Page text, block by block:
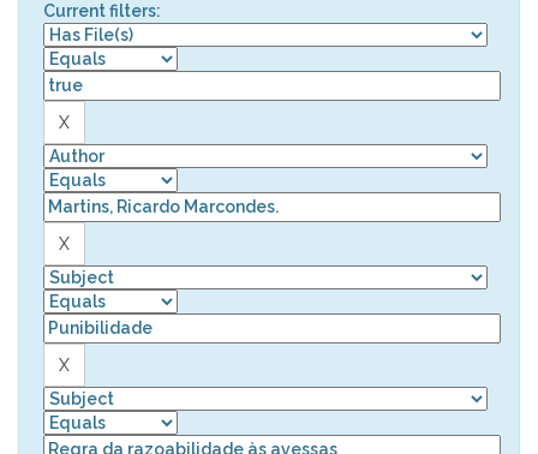
Current filters: